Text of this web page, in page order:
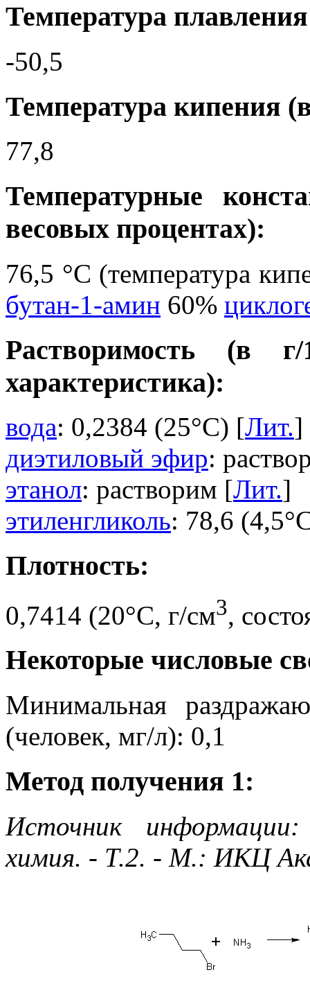
Температура
-50,5
Температура кипения
77,8
Температурные
весовых процентах):
76,5 °C (температура
бутан-1-амин 60%
Растворимость (в
характеристика):
вода: 0,2384 (25°C) [Лит.]
диэтиловый эфир:
этанол: растворим [Лит.]
этиленгликоль: 78,6
Плотность:
0,7414 (20°C, г/см3,
Некоторые числовые
Минимальная
(человек, мг/л): 0,1
Метод получения 1:
Источник
химия. - Т.2. - М.: ИКЦ